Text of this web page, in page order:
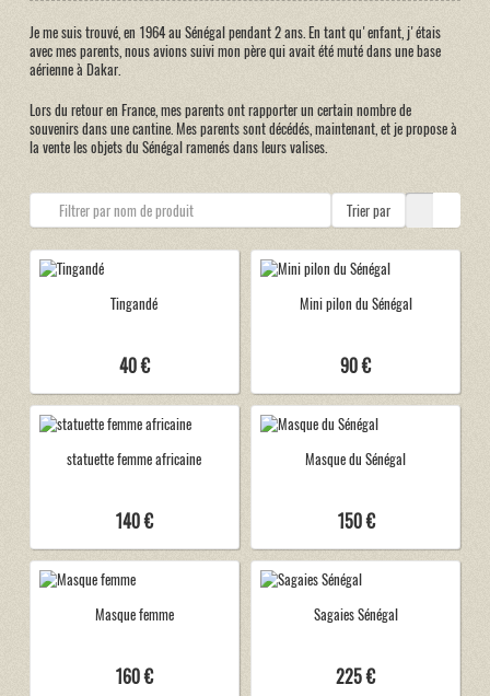
Je me suis trouvé, en 1964 au Sénégal pendant 2 ans. En tant qu'enfant, j'étais
avec mes parents, nous avions suivi mon père qui avait été muté dans une base
aérienne à Dakar.
Lors du retour en France, mes parents ont rapporter un certain nombre de
souvenirs dans une cantine. Mes parents sont décédés, maintenant, et je propose à
la vente les objets du Sénégal ramenés dans leurs valises.
Trier par
Tingandé
40 €
Mini pilon du Sénégal
90 €
statuette femme africaine
140 €
Masque du Sénégal
150 €
Masque femme
160 €
Sagaies Sénégal
225 €